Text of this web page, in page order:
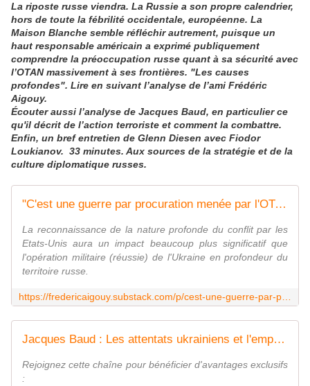
La riposte russe viendra. La Russie a son propre calendrier,
hors de toute la fébrilité occidentale, européenne. La
Maison Blanche semble réfléchir autrement, puisque un
haut responsable américain a exprimé publiquement
comprendre la préoccupation russe quant à sa sécurité avec
l’OTAN massivement à ses frontières. "Les causes
profondes". Lire en suivant l’analyse de l’ami Frédéric
Aigouy.
Écouter aussi l’analyse de Jacques Baud, en particulier ce
qu'il décrit de l’action terroriste et comment la combattre.
Enfin, un bref entretien de Glenn Diesen avec Fiodor
Loukianov. 33 minutes. Aux sources de la stratégie et de la
culture diplomatique russes.
"C'est une guerre par procuration menée par l'OTAN": ce que change l'admission de Washington avant le 2e round des négociations
La reconnaissance de la nature profonde du conflit par les
Etats-Unis aura un impact beaucoup plus significatif que
l'opération militaire (réussie) de l'Ukraine en profondeur du
territoire russe.
Jacques Baud : Les attentats ukrainiens et l'empreinte des Européens !
Rejoignez cette chaîne pour bénéficier d'avantages exclusifs
: